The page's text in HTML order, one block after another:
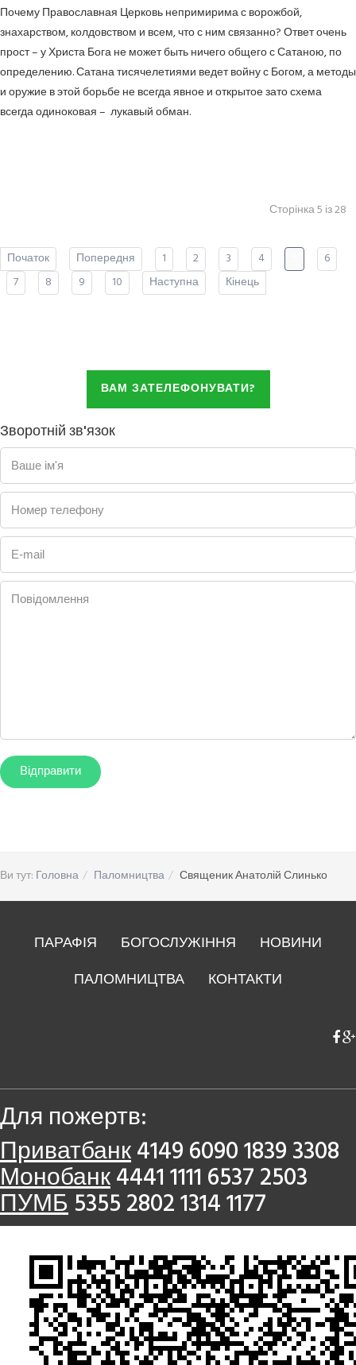
Почему Православная Церковь непримирима с ворожбой,
знахарством, колдовством и всем, что с ним связанно? Ответ очень
прост – у Христа Бога не может быть ничего общего с Сатаною, по
определению. Сатана тисячелетиями ведет войну с Богом, а методы
и оружие в этой борьбе не всегда явное и открытое зато схема
всегда одиноковая – лукавый обман.
Сторінка 5 із 28
Початок Попередня 1 2 3 4
6
7
8 9 10 Наступна Кінець
ВАМ ЗАТЕЛЕФОНУВАТИ?
Зворотній зв'язок
Ваше ім'я
Номер телефону
E-mail
Повідомлення
Ви тут: Головна Паломництва Священик Анатолій Слинько
ПАРАФІЯ БОГОСЛУЖІННЯ
НОВИНИ
ПАЛОМНИЦТВА
КОНТАКТИ
Для пожертв:
Приватбанк4149 6090 1839 3308
Монобанк4441 1111 6537 2503
ПУМБ5355 2802 1314 1177